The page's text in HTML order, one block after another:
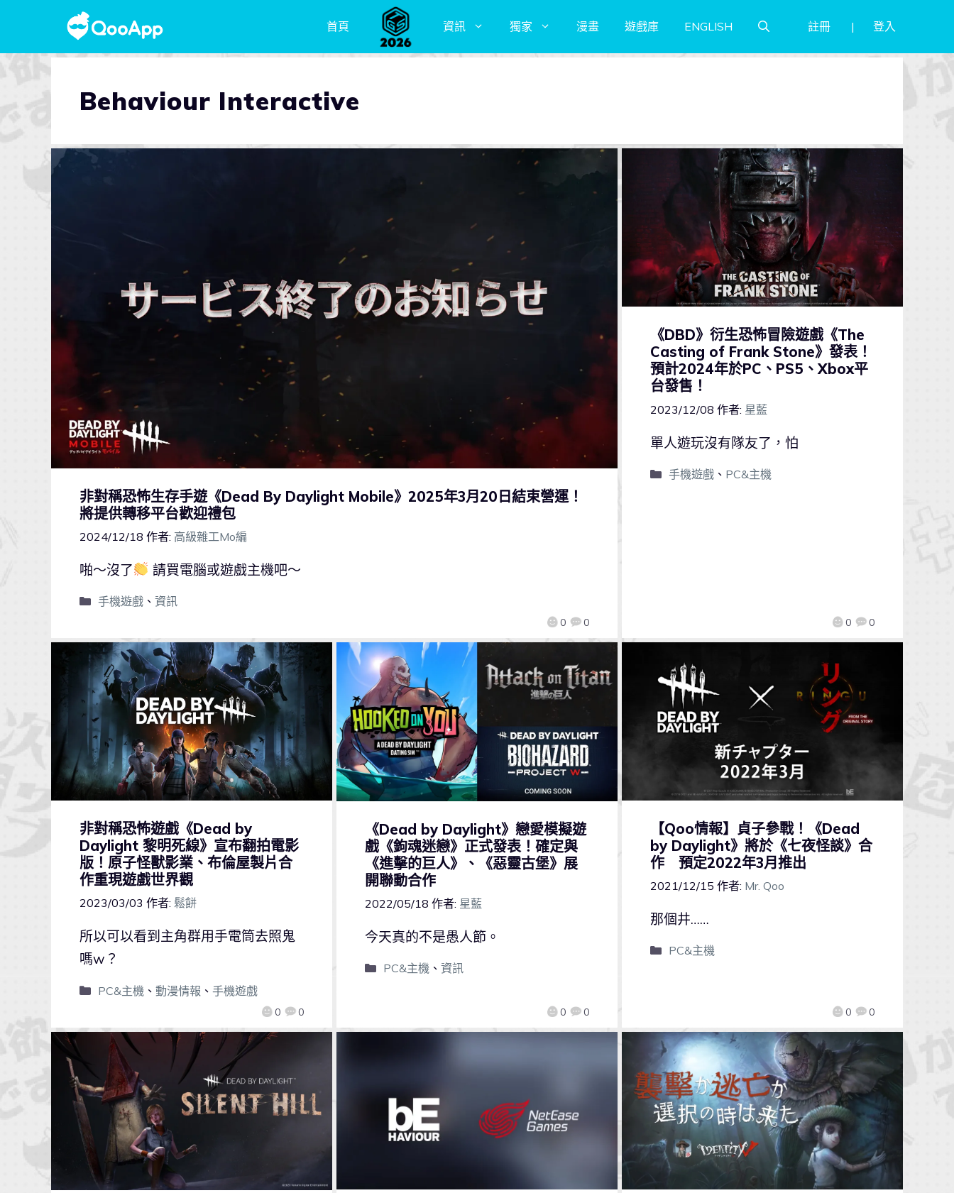
首頁 資訊 獨家 漫畫 遊戲庫 ENGLISH 註冊 登入
Behaviour Interactive
非對稱恐怖生存手遊《Dead By Daylight Mobile》2025年3月20日結束營運！
將提供轉移平台歡迎禮包
2024/12/18 作者: 高級雜工Mo編
0 0
啪～沒了 請買電腦或遊戲主機吧～
手機遊戲、 資訊
《DBD》衍生恐怖冒險遊戲《The
Casting of Frank Stone》發表！
預計2024年於PC、PS5、Xbox平
台發售！
2023/12/08 作者: 星藍
0 0
單人遊玩沒有隊友了，怕
手機遊戲、 PC&主機
非對稱恐怖遊戲《Dead by
Daylight 黎明死線》宣布翻拍電影
版！原子怪獸影業、布倫屋製片合
作重現遊戲世界觀
2023/03/03 作者: 鬆餅
0 0
所以可以看到主角群用手電筒去照鬼
嗎w？
PC&主機 、 動漫情報 、 手機遊戲
《Dead by Daylight》戀愛模擬遊
戲《鉤魂迷戀》正式發表！確定與
《進擊的巨人》、《惡靈古堡》展
開聯動合作
2022/05/18 作者: 星藍
0 0
今天真的不是愚人節。
PC&主機 、 資訊
【Qoo情報】貞子參戰！《Dead
by Daylight》將於《七夜怪談》合
作 預定2022年3月推出
2021/12/15 作者: Mr. Qoo
0 0
那個井……
PC&主機